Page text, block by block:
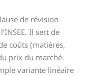
de révision
Il sert de
coûts (matières,
prix du marché.
variante linéaire